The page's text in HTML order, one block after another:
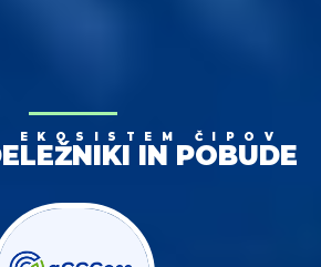
EKOSISTEM ČIPOV
IN POBUDE